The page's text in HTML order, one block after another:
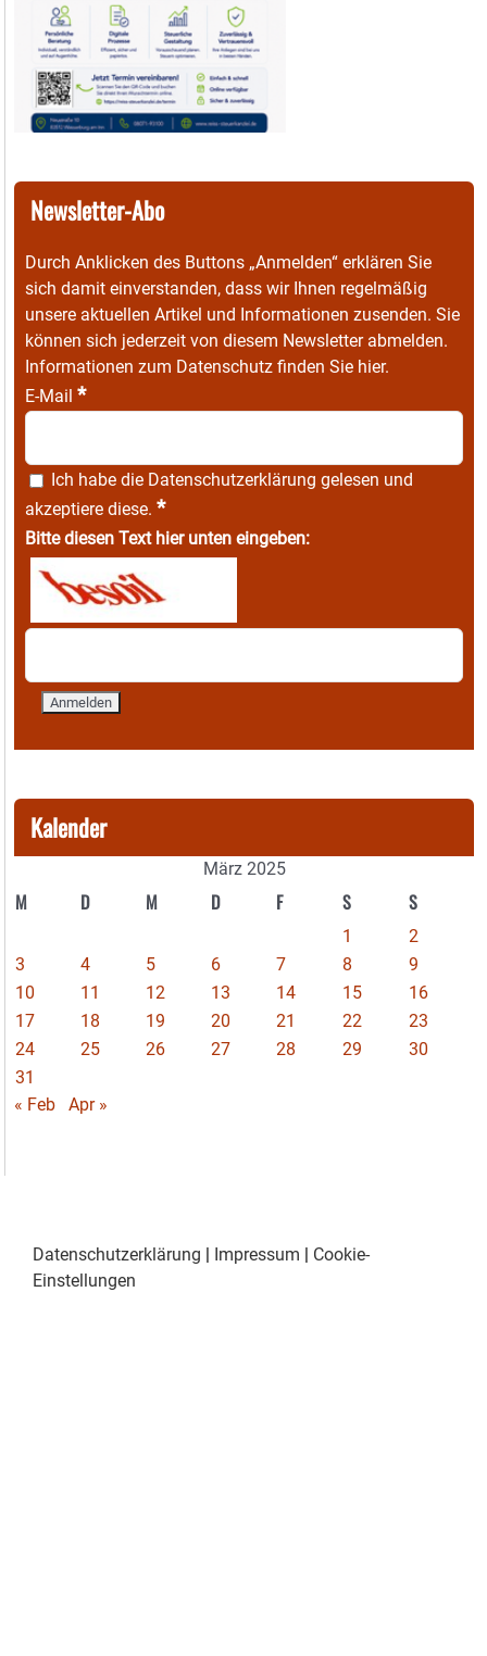
Newsletter-Abo
Durch Anklicken des Buttons „Anmelden“ erklären Sie
sich damit einverstanden, dass wir Ihnen regelmäßig
unsere aktuellen Artikel und Informationen zusenden. Sie
können sich jederzeit von diesem Newsletter abmelden.
Informationen zum Datenschutz finden Sie hier.
E-Mail *
Ich habe die Datenschutzerklärung gelesen und
akzeptiere diese. *
Bitte diesen Text hier unten eingeben:
Kalender
März 2025
M D M D F S S
1
2
3
4 5 6 7 8
9
10
11 12 13 14 15
16
17
18 19 20 21 22
23
24
25 26 27 28 29
30
31
« Feb
Apr »
Datenschutzerklärung | Impressum | Cookie-
Einstellungen